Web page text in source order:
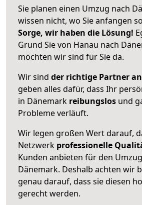
Sie planen einen Umzug nach
wissen nicht, wo Sie anfangen
Sorge, wir haben die Lösung!
Grund Sie von Hanau nach
möchten wir sind für Sie da.
Wir sind der richtige Partner
geben alles dafür, dass Ihr
in Dänemark reibungslos und
Probleme verläuft.
Wir legen großen Wert darauf,
Netzwerk professionelle
Kunden anbieten für den
Dänemark. Deshalb achten wir
genau darauf, dass sie diesen
gerecht werden.